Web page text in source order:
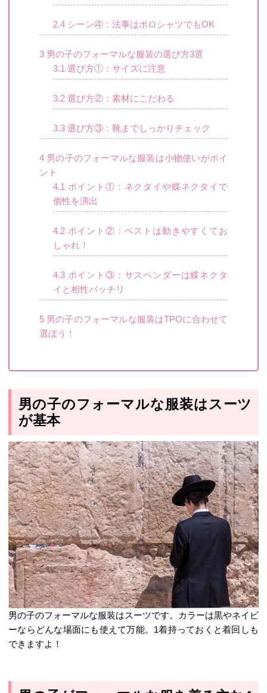
2.4シーン④：法事はポロシャツでもOK
3 男の子のフォーマルな服装の選び方3選
3.1 選び方①：サイズに注意
3.2選び方②：素材にこだわる
3.3選び方③：靴までしっかりチェック
4 男の子のフォーマルな服装は小物使いがポイ
ント
4.1 ポイント①：ネクタイや蝶ネクタイで
個性を演出
4.2ポイント②：ベストは動きやすくてお
しゃれ！
4.3ポイント③：サスペンダーは蝶ネクタ
イと相性バッチリ
5 男の子のフォーマルな服装はTPOに合わせて
選ぼう！
男の子のフォーマルな服装はスーツ
が基本
男の子のフォーマルな服装はスーツです。カラーは黒やネイビ
ーならどんな場面にも使えて万能。1着持っておくと着回しも
できますよ！